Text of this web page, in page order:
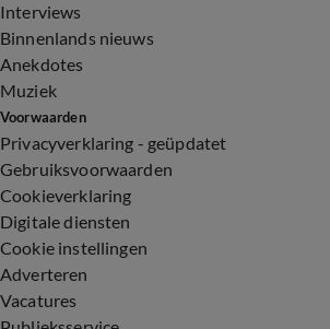
Interviews
Binnenlands nieuws
Anekdotes
Muziek
Voorwaarden
Privacyverklaring - geüpdatet
Gebruiksvoorwaarden
Cookieverklaring
Digitale diensten
Cookie instellingen
Adverteren
Vacatures